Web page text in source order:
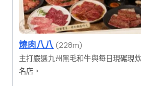
燒肉八八 (228m)
主打嚴選九州黑毛和牛與每日現碾現
名店。